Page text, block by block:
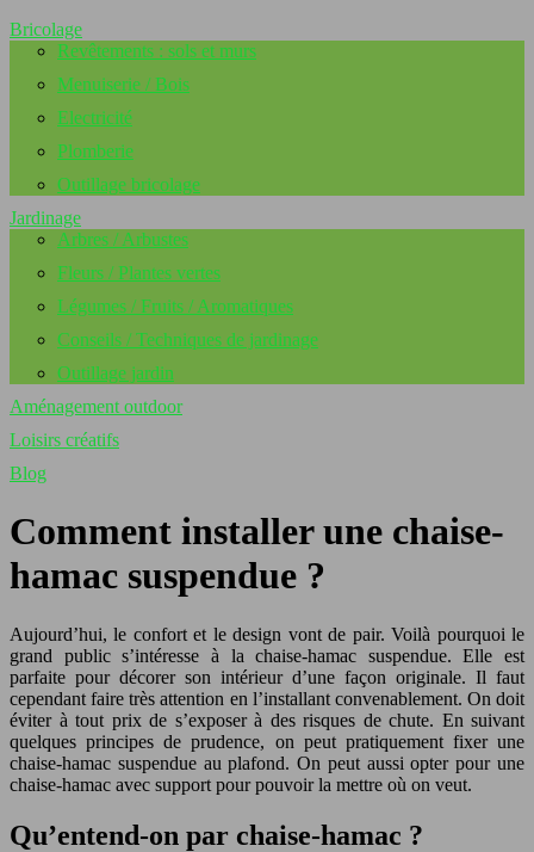
Bricolage
Revêtements : sols et murs
Menuiserie / Bois
Electricité
Plomberie
Outillage bricolage
Jardinage
Arbres / Arbustes
Fleurs / Plantes vertes
Légumes / Fruits / Aromatiques
Conseils / Techniques de jardinage
Outillage jardin
Aménagement outdoor
Loisirs créatifs
Blog
Comment installer une chaise-
hamac suspendue ?
Aujourd’hui, le confort et le design vont de pair. Voilà pourquoi le
grand public s’intéresse à la chaise-hamac suspendue. Elle est
parfaite pour décorer son intérieur d’une façon originale. Il faut
cependant faire très attention en l’installant convenablement. On doit
éviter à tout prix de s’exposer à des risques de chute. En suivant
quelques principes de prudence, on peut pratiquement fixer une
chaise-hamac suspendue au plafond. On peut aussi opter pour une
chaise-hamac avec support pour pouvoir la mettre où on veut.
Qu’entend-on par chaise-hamac ?